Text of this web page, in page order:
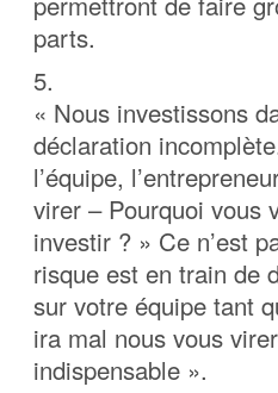
parts.
5.
« Nous investissons
déclaration
l’équipe,
virer – Pourquoi vous
investir ? » Ce n’est
risque est en train de
sur votre équipe tant
ira mal nous vous
indispensable ».